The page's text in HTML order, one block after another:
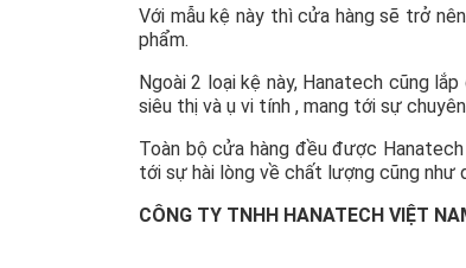
Với mẫu kệ này thì cửa hàng sẽ trở
phẩm.
Ngoài 2 loại kệ này, Hanatech cũng
siêu thị và ụ vi tính , mang tới sự
Toàn bộ cửa hàng đều được
tới sự hài lòng về chất lượng cũng như
CÔNG TY TNHH HANATECH VIỆT